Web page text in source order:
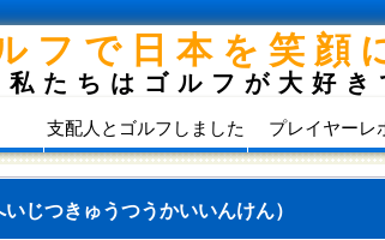
フで日本を笑顔
私たちはゴルフが大好き
支配人とゴルフしました プレイヤーレ
いじつきゅうつうかいいんけん）